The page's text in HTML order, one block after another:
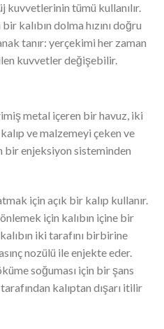
kuvvetlerinin tümü kullanılır.
kalıbın dolma hızını doğru
tanır: yerçekimi her zaman
kuvvetler değişebilir.
metal içeren bir havuz, iki
ve malzemeyi çeken ve
bir enjeksiyon sisteminden
için açık bir kalıp kullanır.
için kalıbın içine bir
iki tarafını birbirine
nozülü ile enjekte eder.
soğuması için bir şans
kalıptan dışarı itilir